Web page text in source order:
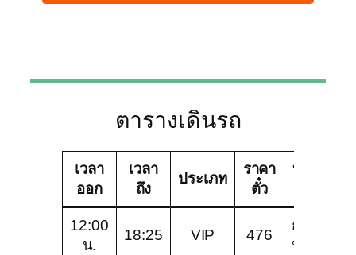
ตารางเดินรถ
เวลา
ออก
เวลา
ถึง
ประเภท
ราคา
ตั๋ว
บริษัท
12:00
น.
18:25 VIP 476
กรี
นบัส